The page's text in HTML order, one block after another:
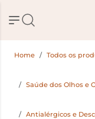
Home Todos os
Saúde dos Olhos e
Antialérgicos e